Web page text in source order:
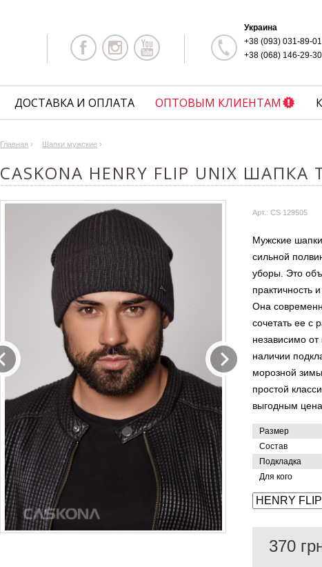
Украина
+38 (093) 031-89-01
+38 (068) 146-29-30
ДОСТАВКА И ОПЛАТА ОПТОВЫМ КЛИЕНТАМ
Главная › Шапки мужские ›
CASKONA HENRY FLIP UNIX
Арт.: CS 129505
Мужские
сильной
уборы. Это
практичность
Она
сочетать ее с
независимо от
наличии
морозной
простой
выгодным
Размер
Состав
Подкладка
Для кого
370